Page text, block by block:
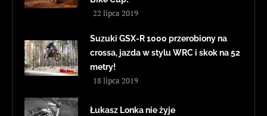
22 lipca 2019
Suzuki GSX-R 1000 przerobiony na
crossa, jazda w stylu WRC i skok na 52
metry!
18 lipca 2019
Łukasz Lonka nie żyje